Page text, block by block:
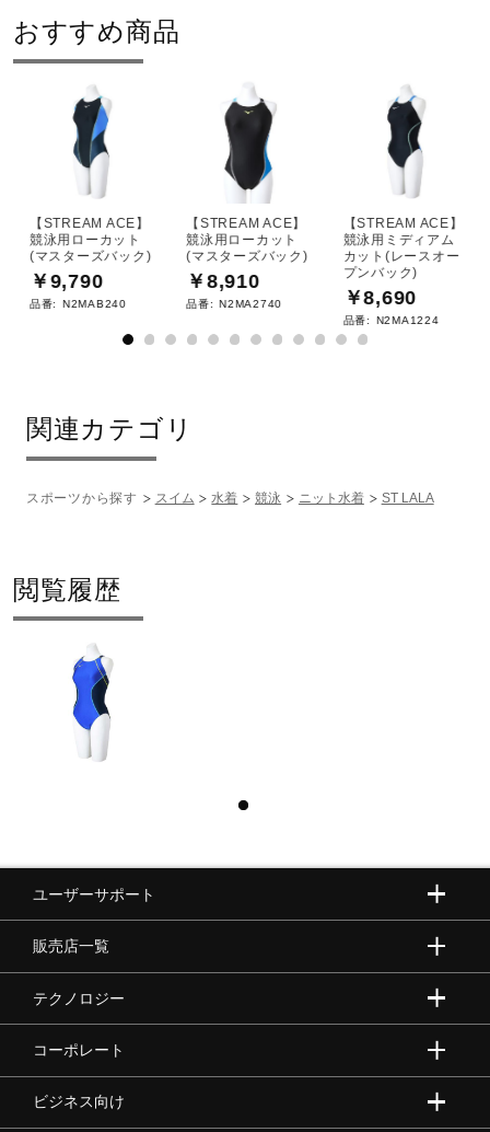
おすすめ商品
【STREAM ACE】
競泳用ローカット
(マスターズバック)
￥9,790
品番: N2MAB240
【STREAM ACE】
競泳用ローカット
(マスターズバック)
￥8,910
品番: N2MA2740
【STREAM ACE】
競泳用ミディアム
カット(レースオー
プンバック)
￥8,690
品番: N2MA1224
関連カテゴリ
スポーツから探す スイム 水着 競泳 ニット水着 ST LALA
閲覧履歴
ユーザーサポート
販売店一覧
テクノロジー
コーポレート
ビジネス向け